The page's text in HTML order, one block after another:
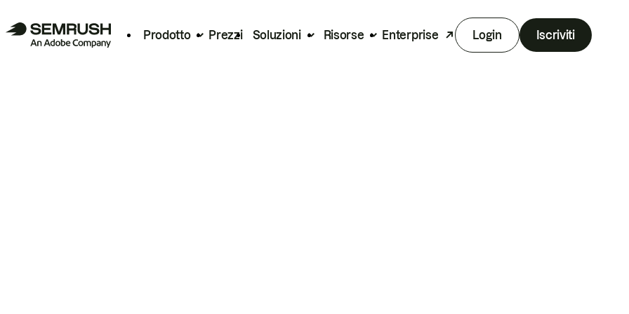
Prodotto Prezzi Soluzioni Risorse Enterprise Login Iscriviti